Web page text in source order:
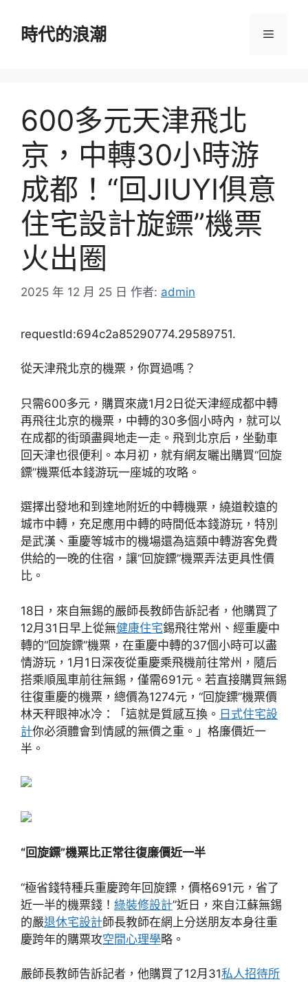
時代的浪潮 選
600多元天津飛北
京，中轉30小時游
成都！“回JIUYI俱意
住宅設計旋鏢”機票
火出圈
2025 年 12 月 25 日 作者: admin
requestId:694c2a85290774.29589751.
從天津飛北京的機票，你買過嗎？
只需600多元，購買來歲1月2日從天津經成都中轉
再飛往北京的機票，中轉的30多個小時內，就可以
在成都的街頭盡興地走一走。飛到北京后，坐動車
回天津也很便利。本月初，就有網友曬出購買“回旋
鏢”機票低本錢游玩一座城的攻略。
選擇出發地和到達地附近的中轉機票，繞道較遠的
城市中轉，充足應用中轉的時間低本錢游玩，特別
是武漢、重慶等城市的機場還為這類中轉游客免費
供給的一晚的住宿，讓“回旋鏢”機票弄法更具性價
比。
18日，來自無錫的嚴師長教師告訴記者，他購買了
12月31日早上從無健康住宅錫飛往常州、經重慶中
轉的“回旋鏢”機票，在重慶中轉的37個小時可以盡
情游玩，1月1日深夜從重慶乘飛機前往常州，隨后
搭乘順風車前往無錫，僅需691元。若直接購買無錫
往復重慶的機票，總價為1274元，“回旋鏢”機票價
林天秤眼神冰冷：「這就是質感互換。 日式住宅設
計你必須體會到情感的無價之重。」格廉價近一
半。
“回旋鏢”機票比正常往復廉價近一半
“極省錢特種兵重慶跨年回旋鏢，價格691元，省了
近一半的機票錢！ 綠裝修設計”近日，來自江蘇無錫
的嚴退休宅設計師長教師在網上分送朋友本身往重
慶跨年的購票攻空間心理學略。
嚴師長教師告訴記者，他購買了12月31私人招待所